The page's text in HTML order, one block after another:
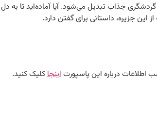
یک مقصد گردشگری جذاب تبدیل می‌شود. آیا آماده‌اید تا به دل
جزیره، داستانی برای گفتن دارد.
اطلاعات درباره این پاسپورتاینجاکلیک کنید.